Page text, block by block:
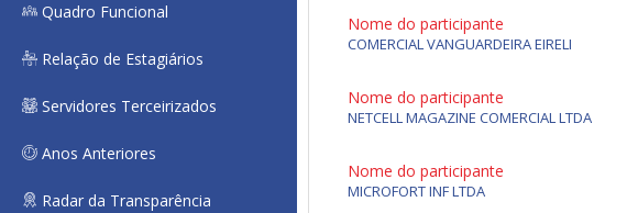
Quadro Funcional
Relação de Estagiários
Servidores Terceirizados
Anos Anteriores
Radar da Transparência
Nome do participante
COMERCIAL VANGUARDEIRA EIRELI
Nome do participante
NETCELL MAGAZINE COMERCIAL LTDA
Nome do participante
MICROFORT INF LTDA